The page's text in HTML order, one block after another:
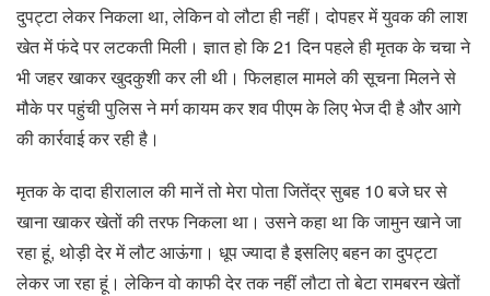
दुपट्टा लेकर निकला था, लेकिन वो लौटा ही नहीं। दोपहर में युवक की लाश
खेत में फंदे पर लटकती मिली। ज्ञात हो कि 21 दिन पहले ही मृतक के चचा ने
भी जहर खाकर खुदकुशी कर ली थी। फिलहाल मामले की सूचना मिलने से
मौके पर पहुंची पुलिस ने मर्ग कायम कर शव पीएम के लिए भेज दी है और आगे
की कार्रवाई कर रही है।
मृतक के दादा हीरालाल की मानें तो मेरा पोता जितेंद्र सुबह 10 बजे घर से
खाना खाकर खेतों की तरफ निकला था। उसने कहा था कि जामुन खाने जा
रहा हूं, थोड़ी देर में लौट आऊंगा। धूप ज्यादा है इसलिए बहन का दुपट्टा
लेकर जा रहा हूं। लेकिन वो काफी देर तक नहीं लौटा तो बेटा रामबरन खेतों